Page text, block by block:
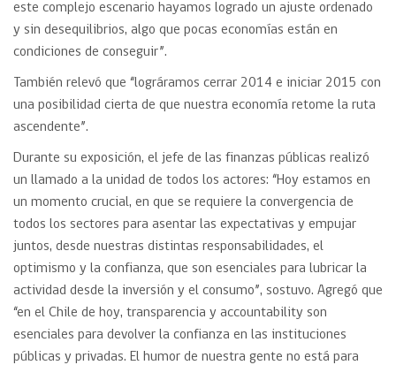
este complejo escenario hayamos logrado un ajuste ordenado
y sin desequilibrios, algo que pocas economías están en
condiciones de conseguir”.
También relevó que “lográramos cerrar 2014 e iniciar 2015 con
una posibilidad cierta de que nuestra economía retome la ruta
ascendente”.
Durante su exposición, el jefe de las finanzas públicas realizó
un llamado a la unidad de todos los actores: “Hoy estamos en
un momento crucial, en que se requiere la convergencia de
todos los sectores para asentar las expectativas y empujar
juntos, desde nuestras distintas responsabilidades, el
optimismo y la confianza, que son esenciales para lubricar la
actividad desde la inversión y el consumo”, sostuvo. Agregó que
“en el Chile de hoy, transparencia y accountability son
esenciales para devolver la confianza en las instituciones
públicas y privadas. El humor de nuestra gente no está para